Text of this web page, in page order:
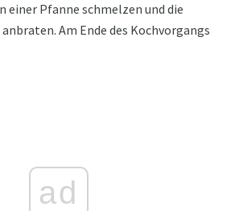
einer Pfanne schmelzen und die
Am Ende des Kochvorgangs
ad